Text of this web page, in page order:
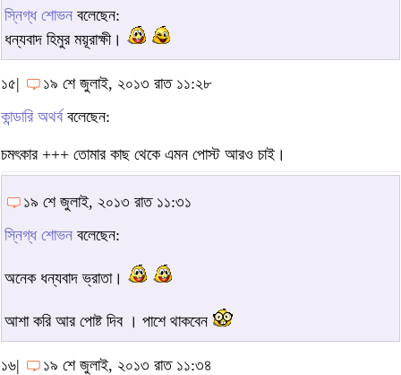
স্নিগ্ধ শোভন বলেছেন:
ধন্যবাদ হিমুর ময়ূরাক্ষী।
১৫|
১৯ শে জুলাই, ২০১৩ রাত ১১:২৮
কান্ডারি অথর্ববলেছেন:
চমৎকার +++ তোমার কাছ থেকে এমন পোস্ট আরও চাই।
১৯ শে জুলাই, ২০১৩ রাত ১১:৩১
স্নিগ্ধ শোভন বলেছেন:
অনেক ধন্যবাদ ভ্রাতা।
আশা করি আর পোষ্ট দিব । পাশে থাকবেন
১৬|
১৯ শে জুলাই, ২০১৩ রাত ১১:৩৪